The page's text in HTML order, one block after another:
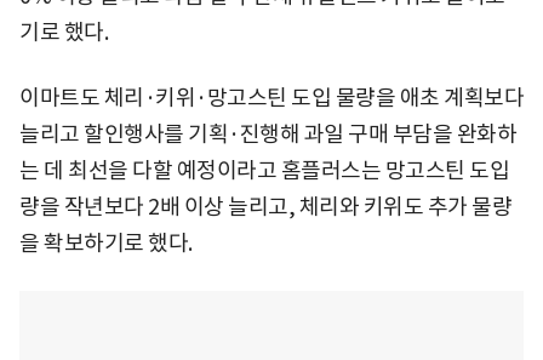
기로 했다.
이마트도 체리·키위·망고스틴 도입 물량을 애초 계획보다
늘리고 할인행사를 기획·진행해 과일 구매 부담을 완화하
는 데 최선을 다할 예정이라고 홈플러스는 망고스틴 도입
량을 작년보다 2배 이상 늘리고, 체리와 키위도 추가 물량
을 확보하기로 했다.